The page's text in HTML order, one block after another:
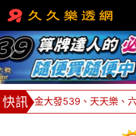
金大發539、天天樂、